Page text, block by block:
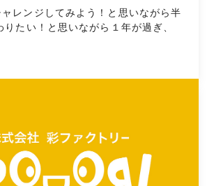
レンジしてみよう！と思いながら半
りたい！と思いながら１年が過ぎ、